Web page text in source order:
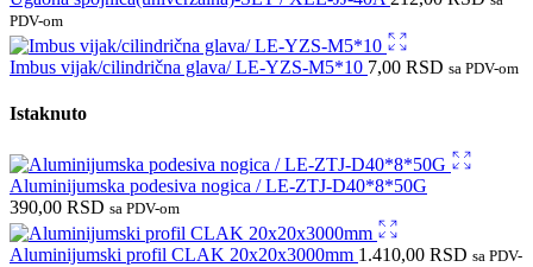
PDV-om
Imbus vijak/cilindrična glava/ LE-YZS-M5*10 7,00 RSD sa PDV-om
Istaknuto
Aluminijumska podesiva nogica / LE-ZTJ-D40*8*50G
390,00 RSD sa PDV-om
Aluminijumski profil CLAK 20x20x3000mm 1.410,00 RSD sa PDV-